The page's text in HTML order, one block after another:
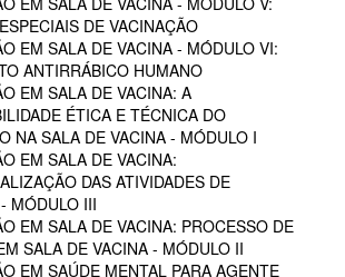
DE VACINAÇÃO
EM SALA DE VACINA - MÓDULO VI:
ANTIRRÁBICO HUMANO
EM SALA DE VACINA: A
ÉTICA E TÉCNICA DO
NA SALA DE VACINA - MÓDULO I
EM SALA DE VACINA:
DAS ATIVIDADES DE
MÓDULO III
EM SALA DE VACINA: PROCESSO DE
SALA DE VACINA - MÓDULO II
EM SAÚDE MENTAL PARA AGENTE